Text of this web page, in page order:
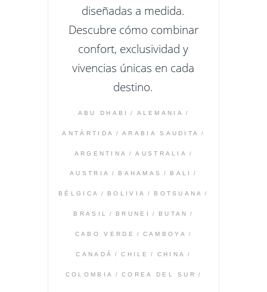
diseñadas a medida.
Descubre cómo combinar
confort, exclusividad y
vivencias únicas en cada
destino.
ABU DHABI ALEMANIA
ANTÁRTIDA ARABIA SAUDITA
ARGENTINA AUSTRALIA
AUSTRIA BAHAMAS BALI
BÉLGICA BOLIVIA BOTSUANA
BRASIL BRUNEI BUTAN
CABO VERDE CAMBOYA
CANADÁ CHILE CHINA
COLOMBIA COREA DEL SUR